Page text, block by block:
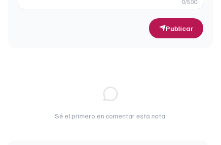
0/500
Publicar
Sé el primero en comentar esta nota.